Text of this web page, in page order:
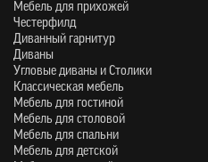
Мебель для прихожей
Честерфилд
Диванный гарнитур
Диваны
Угловые диваны и Столики
Классическая мебель
Мебель для гостиной
Мебель для столовой
Мебель для спальни
Мебель для детской